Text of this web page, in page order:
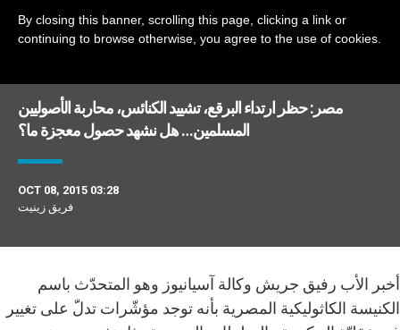
DERNIÈRES NOUVELLES
مصر: حظر ارتداء البرقع، تشييد الكنائس، محاربة الأصوليين
المسلمين… هل نشهد حصول معجزة ما؟
OCT 08, 2015 03:28
فريق زينيت
أخبر الأب رفيق جريش وكالة آسيانيوز وهو المتحدّث باسم
الكنيسة الكاثوليكية المصرية بأنه توجد مؤشّرات تدلّ على تغيير
By closing this banner, scrolling this page, clicking a link or
continuing to browse otherwise, you agree to the use of cookies.